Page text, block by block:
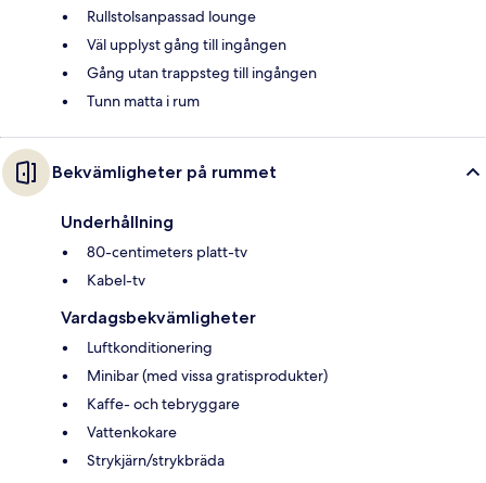
Rullstolsanpassad lounge
Väl upplyst gång till ingången
Gång utan trappsteg till ingången
Tunn matta i rum
Bekvämligheter på rummet
Underhållning
80-centimeters platt-tv
Kabel-tv
Vardagsbekvämligheter
Luftkonditionering
Minibar (med vissa gratisprodukter)
Kaffe- och tebryggare
Vattenkokare
Strykjärn/strykbräda